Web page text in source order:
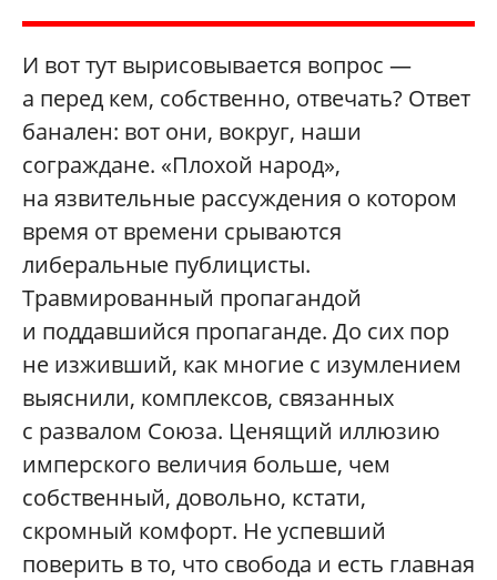
И вот тут вырисовывается вопрос —
а перед кем, собственно, отвечать? Ответ
банален: вот они, вокруг, наши
сограждане. «Плохой народ»,
на язвительные рассуждения о котором
время от времени срываются
либеральные публицисты.
Травмированный пропагандой
и поддавшийся пропаганде. До сих пор
не изживший, как многие с изумлением
выяснили, комплексов, связанных
с развалом Союза. Ценящий иллюзию
имперского величия больше, чем
собственный, довольно, кстати,
скромный комфорт. Не успевший
поверить в то, что свобода и есть главная